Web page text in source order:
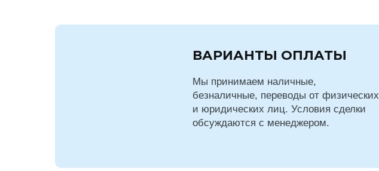
Мы принимаем наличные,
безналичные, переводы от физических
и юридических лиц. Условия сделки
обсуждаются с менеджером.
ВАРИАНТЫ ОПЛАТЫ